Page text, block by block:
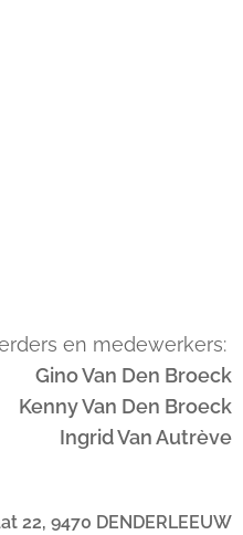
en medewerkers:
Gino Van Den Broeck
Kenny Van Den Broeck
Ingrid Van Autrève
22, 9470 DENDERLEEUW